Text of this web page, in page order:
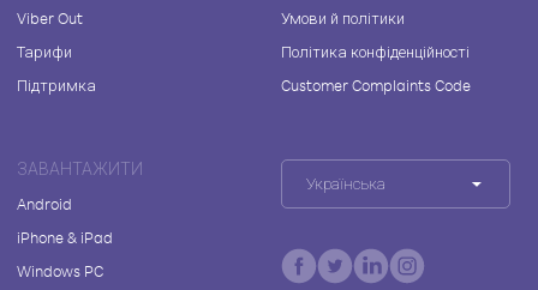
Viber Out
Тарифи
Підтримка
Умови й політики
Політика конфіденційності
Customer Complaints Code
ЗАВАНТАЖИТИ
Android
iPhone & iPad
Windows PC
Українська